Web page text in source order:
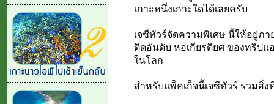
เกาะหนึ่งเกาะใดได้เลยครับ
เจซีทัวร์จัดความพิเศษ นี้ให้อยู่ภา
ติดอันดับ หอเกียรติยศ ของทริปแ
ในโลก
สำหรับแพ็คเก็จนี้เจซีทัวร์ รวมสิ่